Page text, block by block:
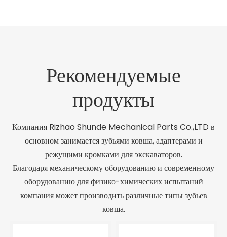
Рекомендуемые
продукты
Компания Rizhao Shunde Mechanical Parts Co.,LTD в
основном занимается зубьями ковша, адаптерами и
режущими кромками для экскаваторов.
Благодаря механическому оборудованию и современному
оборудованию для физико-химических испытаний
компания может производить различные типы зубьев
ковша.